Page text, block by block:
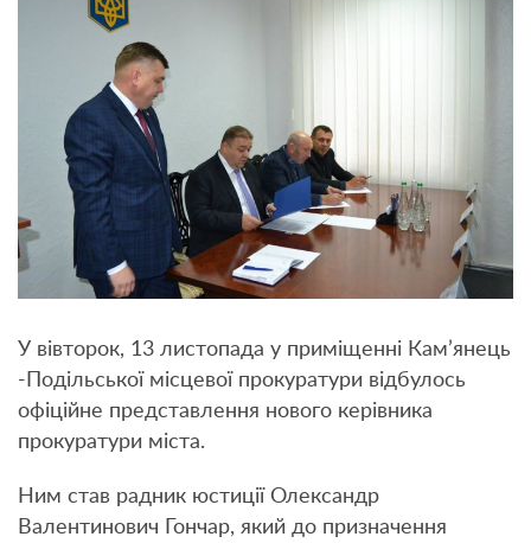
У вівторок, 13 листопада у приміщенні Кам’янець
-Подільської місцевої прокуратури відбулось
офіційне представлення нового керівника
прокуратури міста.
Ним став радник юстиції Олександр
Валентинович Гончар, який до призначення